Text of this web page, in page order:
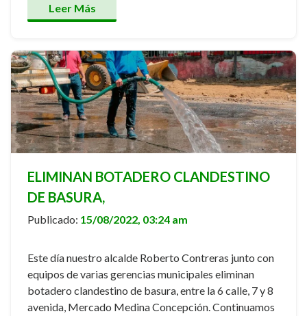
Leer Más
ELIMINAN BOTADERO CLANDESTINO
DE BASURA,
Publicado: 15/08/2022, 03:24 am
Este día nuestro alcalde Roberto Contreras junto con
equipos de varias gerencias municipales eliminan
botadero clandestino de basura, entre la 6 calle, 7 y 8
avenida, Mercado Medina Concepción. Continuamos